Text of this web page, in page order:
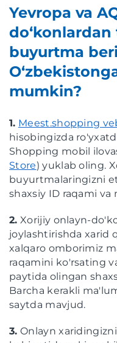
Yevropa va
buyurtma
mumkin?
1. Meest.shopping
hisobingizda
Shopping mobil
Store) yuklab oling.
buyurtmalaringizni
shaxsiy ID raqami va
2. Xorijiy onlayn-
joylashtirishda xarid
xalqaro omborimiz
raqamini ko'rsating
paytida olingan
Barcha kerakli
saytda mavjud.
3. Onlayn